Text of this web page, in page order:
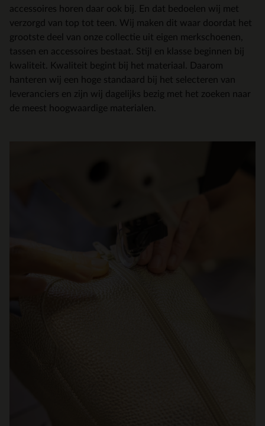
accessoires horen daar ook bij. En dat bedoelen wij met
verzorgd van top tot teen. Wij maken dit waar doordat het
grootste deel van onze collectie uit eigen merkschoenen,
tassen en accessoires bestaat. Stijl en klasse beginnen bij
kwaliteit. Kwaliteit begint bij het materiaal. Daarom
hanteren wij een hoge standaard bij het selecteren van
leveranciers en zijn wij dagelijks bezig met het zoeken naar
de meest hoogwaardige materialen.